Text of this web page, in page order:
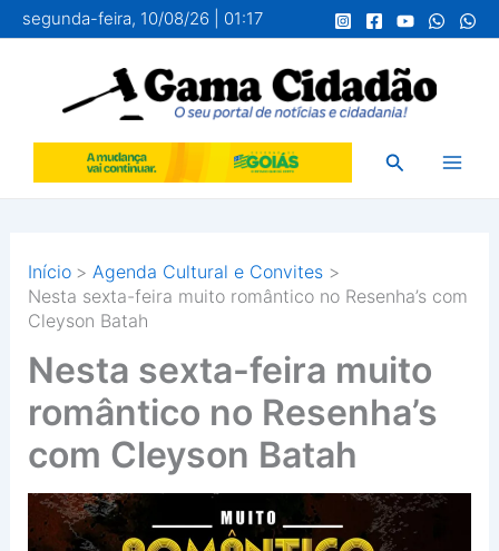
para
conteúdo
segunda-feira, 10/08/26 | 01:17
Pesquisar
Início
Agenda Cultural e Convites
Nesta sexta-feira muito romântico no Resenha’s com
Cleyson Batah
Nesta sexta-feira muito
romântico no Resenha’s
com Cleyson Batah